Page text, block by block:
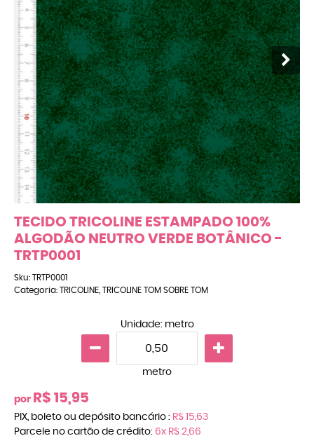
TECIDO TRICOLINE ESTAMPADO 100%
ALGODÃO NEUTRO VERDE BOTÂNICO -
TRTP0001
Sku: TRTP0001
Categoria: TRICOLINE TRICOLINE TOM SOBRE TOM
Unidade: metro
metro
por R$ 15,95
PIX, boleto ou depósito bancário : R$ 15,63
Parcele no cartão de crédito: 6x R$ 2,66